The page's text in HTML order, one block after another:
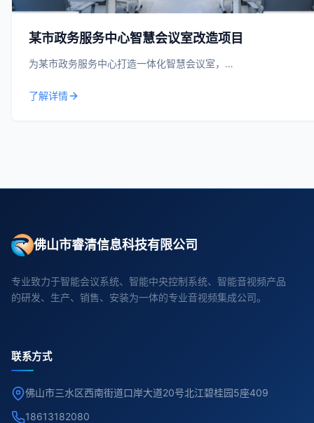
某市政务服务中心智慧会议室改造项目
为某市政务服务中心打造一体化智慧会议室，…
了解详情
佛山市睿清信息科技有限公司
专业致力于智能会议系统、智能中央控制系统、智能音视频产品
的研发、生产、销售、安装为一体的专业音视频集成公司。
联系方式
佛山市三水区西南街道口岸大道20号北江碧桂园5座409
18613182080